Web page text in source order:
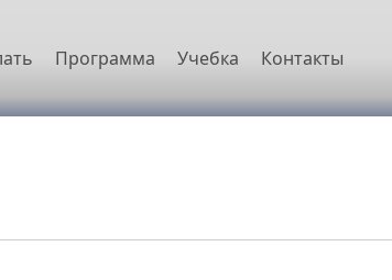
навигация
Программа Учебка Контакты